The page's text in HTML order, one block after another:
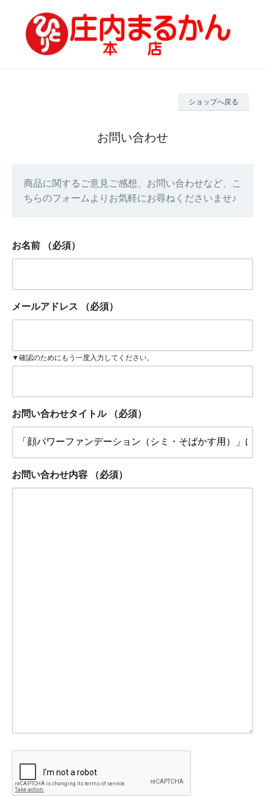
ショップへ戻る
お問い合わせ
商品に関するご意見ご感想、お問い合わせなど、こ
ちらのフォームよりお気軽にお尋ねくださいませ♪
お名前 （必須）
メールアドレス （必須）
▼確認のためにもう一度入力してください。
お問い合わせタイトル （必須）
お問い合わせ内容 （必須）